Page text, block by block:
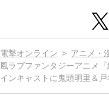
電撃オンライン アニメ・
風ラブファンタジーアニメ
インキャストに鬼頭明里＆